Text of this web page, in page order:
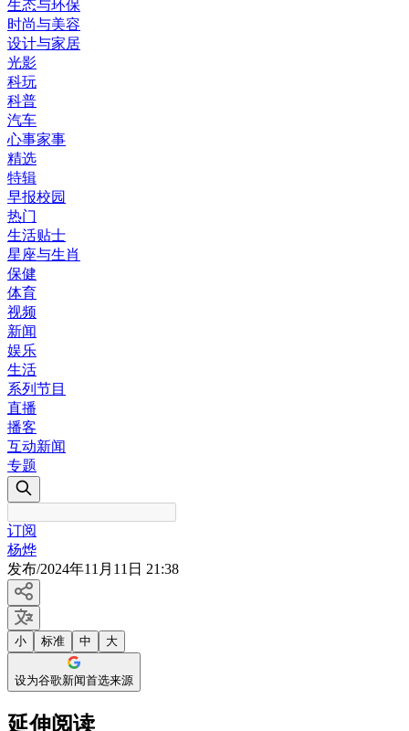
生态与环保
时尚与美容
设计与家居
光影
科玩
科普
汽车
心事家事
精选
特辑
早报校园
热门
生活贴士
星座与生肖
保健
体育
视频
新闻
娱乐
生活
系列节目
直播
播客
互动新闻
专题
订阅
杨烨
发布/2024年11月11日 21:38
小 标准 中 大
设为谷歌新闻首选来源
延伸阅读